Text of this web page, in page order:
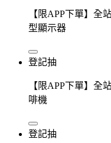
【限APP下單】全
型顯示器
登記抽
【限APP下單】全
啡機
登記抽